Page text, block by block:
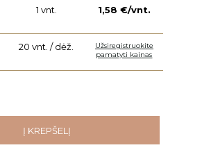
1 vnt. 1,58 €/vnt.
20 vnt. / dėž.
Užsiregistruokite
pamatyti kainas
Į KREPŠELĮ